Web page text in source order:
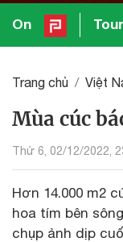
On Tour
Trang chủ Việt
Mùa cúc
Thứ 6, 02/12/2022,
Hơn 14.000 m2
hoa tím bên
chụp ảnh dịp